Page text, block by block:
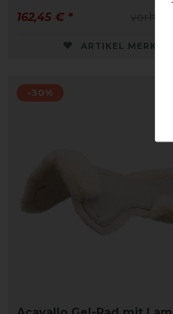
vorher
162,45 € *
ARTIKEL MERKEN
-30%